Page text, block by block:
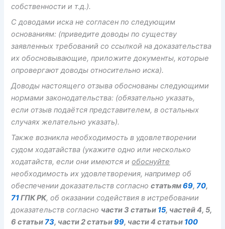
собственности и т.д.).
С доводами иска не согласен по следующим
основаниям: (приведите доводы по существу
заявленных требований со ссылкой на доказательства
их обосновывающие, приложите документы, которые
опровергают доводы относительно иска).
Доводы настоящего отзыва обоснованы следующими
нормами законодательства: (обязательно указать,
если отзыв подаётся представителем, в остальных
случаях желательно указать).
Также возникла необходимость в удовлетворении
судом ходатайства (укажите одно или несколько
ходатайств, если они имеются иобоснуйте
необходимость их удовлетворения, например об
обеспечении доказательств согласностатьям69,70,
71ГПК РК, об оказании содействия в истребовании
доказательств согласно части 3 статьи 15, частей 4, 5,
6 статьи73, части 2 статьи99, части 4 статьи 100